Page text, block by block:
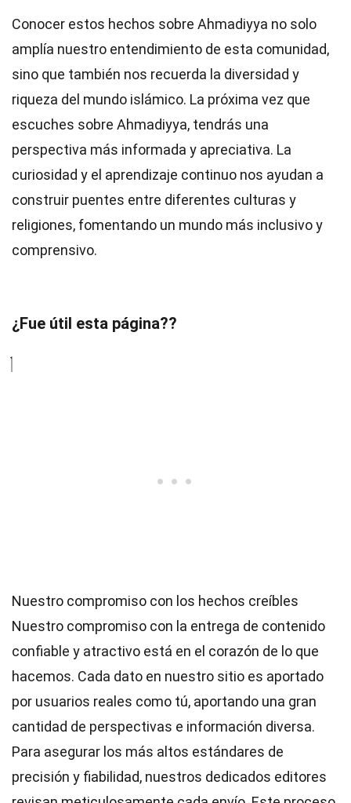
Conocer estos hechos sobre Ahmadiyya no solo
amplía nuestro entendimiento de esta comunidad,
sino que también nos recuerda la diversidad y
riqueza del mundo islámico. La próxima vez que
escuches sobre Ahmadiyya, tendrás una
perspectiva más informada y apreciativa. La
curiosidad y el aprendizaje continuo nos ayudan a
construir puentes entre diferentes culturas y
religiones, fomentando un mundo más inclusivo y
comprensivo.
¿Fue útil esta página??
Nuestro compromiso con los hechos creíbles
Nuestro compromiso con la entrega de contenido
confiable y atractivo está en el corazón de lo que
hacemos. Cada dato en nuestro sitio es aportado
por usuarios reales como tú, aportando una gran
cantidad de perspectivas e información diversa.
Para asegurar los más altos estándares de
precisión y fiabilidad, nuestros dedicados editores